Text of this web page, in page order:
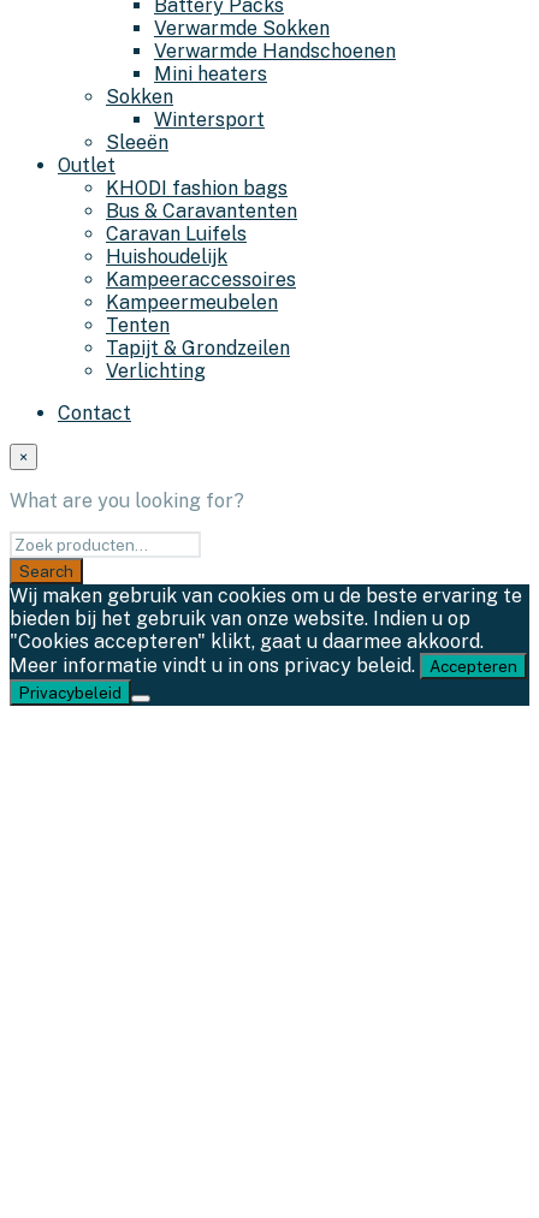
Battery Packs
Verwarmde Sokken
Verwarmde Handschoenen
Mini heaters
Sokken
Wintersport
Sleeën
Outlet
KHODI fashion bags
Bus & Caravantenten
Caravan Luifels
Huishoudelijk
Kampeeraccessoires
Kampeermeubelen
Tenten
Tapijt & Grondzeilen
Verlichting
Contact
×
What are you looking for?
Wij maken gebruik van cookies om u de beste ervaring te
bieden bij het gebruik van onze website. Indien u op
"Cookies accepteren" klikt, gaat u daarmee akkoord.
Meer informatie vindt u in ons privacy beleid.
Accepteren
Privacybeleid